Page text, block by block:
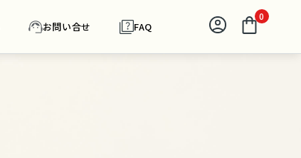
お問い合せ FAQ
0